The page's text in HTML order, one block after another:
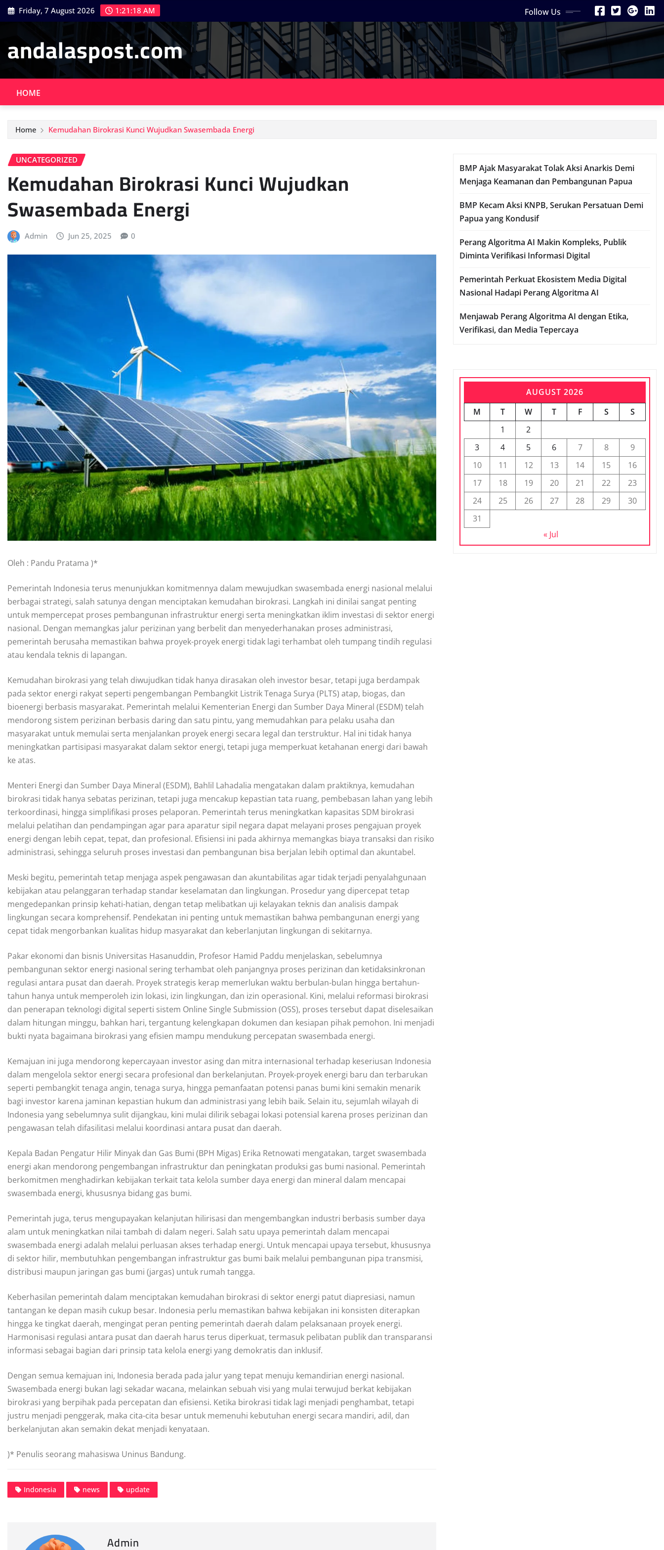
Skip
to
Friday, 7 August 2026 1:21:20 AM Follow Us
andalaspost.com
HOME
Home Kemudahan Birokrasi Kunci Wujudkan Swasembada Energi
UNCATEGORIZED
Kemudahan Birokrasi Kunci Wujudkan
Swasembada Energi
Admin Jun 25, 2025 0
Oleh : Pandu Pratama )*
Pemerintah Indonesia terus menunjukkan komitmennya dalam mewujudkan swasembada energi nasional melalui
berbagai strategi, salah satunya dengan menciptakan kemudahan birokrasi. Langkah ini dinilai sangat penting
untuk mempercepat proses pembangunan infrastruktur energi serta meningkatkan iklim investasi di sektor energi
nasional. Dengan memangkas jalur perizinan yang berbelit dan menyederhanakan proses administrasi,
pemerintah berusaha memastikan bahwa proyek-proyek energi tidak lagi terhambat oleh tumpang tindih regulasi
atau kendala teknis di lapangan.
Kemudahan birokrasi yang telah diwujudkan tidak hanya dirasakan oleh investor besar, tetapi juga berdampak
pada sektor energi rakyat seperti pengembangan Pembangkit Listrik Tenaga Surya (PLTS) atap, biogas, dan
bioenergi berbasis masyarakat. Pemerintah melalui Kementerian Energi dan Sumber Daya Mineral (ESDM) telah
mendorong sistem perizinan berbasis daring dan satu pintu, yang memudahkan para pelaku usaha dan
masyarakat untuk memulai serta menjalankan proyek energi secara legal dan terstruktur. Hal ini tidak hanya
meningkatkan partisipasi masyarakat dalam sektor energi, tetapi juga memperkuat ketahanan energi dari bawah
ke atas.
Menteri Energi dan Sumber Daya Mineral (ESDM), Bahlil Lahadalia mengatakan dalam praktiknya, kemudahan
birokrasi tidak hanya sebatas perizinan, tetapi juga mencakup kepastian tata ruang, pembebasan lahan yang lebih
terkoordinasi, hingga simplifikasi proses pelaporan. Pemerintah terus meningkatkan kapasitas SDM birokrasi
melalui pelatihan dan pendampingan agar para aparatur sipil negara dapat melayani proses pengajuan proyek
energi dengan lebih cepat, tepat, dan profesional. Efisiensi ini pada akhirnya memangkas biaya transaksi dan risiko
administrasi, sehingga seluruh proses investasi dan pembangunan bisa berjalan lebih optimal dan akuntabel.
Meski begitu, pemerintah tetap menjaga aspek pengawasan dan akuntabilitas agar tidak terjadi penyalahgunaan
kebijakan atau pelanggaran terhadap standar keselamatan dan lingkungan. Prosedur yang dipercepat tetap
mengedepankan prinsip kehati-hatian, dengan tetap melibatkan uji kelayakan teknis dan analisis dampak
lingkungan secara komprehensif. Pendekatan ini penting untuk memastikan bahwa pembangunan energi yang
cepat tidak mengorbankan kualitas hidup masyarakat dan keberlanjutan lingkungan di sekitarnya.
Pakar ekonomi dan bisnis Universitas Hasanuddin, Profesor Hamid Paddu menjelaskan, sebelumnya
pembangunan sektor energi nasional sering terhambat oleh panjangnya proses perizinan dan ketidaksinkronan
regulasi antara pusat dan daerah. Proyek strategis kerap memerlukan waktu berbulan-bulan hingga bertahun-
tahun hanya untuk memperoleh izin lokasi, izin lingkungan, dan izin operasional. Kini, melalui reformasi birokrasi
dan penerapan teknologi digital seperti sistem Online Single Submission (OSS), proses tersebut dapat diselesaikan
dalam hitungan minggu, bahkan hari, tergantung kelengkapan dokumen dan kesiapan pihak pemohon. Ini menjadi
bukti nyata bagaimana birokrasi yang efisien mampu mendukung percepatan swasembada energi.
Kemajuan ini juga mendorong kepercayaan investor asing dan mitra internasional terhadap keseriusan Indonesia
dalam mengelola sektor energi secara profesional dan berkelanjutan. Proyek-proyek energi baru dan terbarukan
seperti pembangkit tenaga angin, tenaga surya, hingga pemanfaatan potensi panas bumi kini semakin menarik
bagi investor karena jaminan kepastian hukum dan administrasi yang lebih baik. Selain itu, sejumlah wilayah di
Indonesia yang sebelumnya sulit dijangkau, kini mulai dilirik sebagai lokasi potensial karena proses perizinan dan
pengawasan telah difasilitasi melalui koordinasi antara pusat dan daerah.
Kepala Badan Pengatur Hilir Minyak dan Gas Bumi (BPH Migas) Erika Retnowati mengatakan, target swasembada
energi akan mendorong pengembangan infrastruktur dan peningkatan produksi gas bumi nasional. Pemerintah
berkomitmen menghadirkan kebijakan terkait tata kelola sumber daya energi dan mineral dalam mencapai
swasembada energi, khususnya bidang gas bumi.
Pemerintah juga, terus mengupayakan kelanjutan hilirisasi dan mengembangkan industri berbasis sumber daya
alam untuk meningkatkan nilai tambah di dalam negeri. Salah satu upaya pemerintah dalam mencapai
swasembada energi adalah melalui perluasan akses terhadap energi. Untuk mencapai upaya tersebut, khususnya
di sektor hilir, membutuhkan pengembangan infrastruktur gas bumi baik melalui pembangunan pipa transmisi,
distribusi maupun jaringan gas bumi (jargas) untuk rumah tangga.
Keberhasilan pemerintah dalam menciptakan kemudahan birokrasi di sektor energi patut diapresiasi, namun
tantangan ke depan masih cukup besar. Indonesia perlu memastikan bahwa kebijakan ini konsisten diterapkan
hingga ke tingkat daerah, mengingat peran penting pemerintah daerah dalam pelaksanaan proyek energi.
Harmonisasi regulasi antara pusat dan daerah harus terus diperkuat, termasuk pelibatan publik dan transparansi
informasi sebagai bagian dari prinsip tata kelola energi yang demokratis dan inklusif.
Dengan semua kemajuan ini, Indonesia berada pada jalur yang tepat menuju kemandirian energi nasional.
Swasembada energi bukan lagi sekadar wacana, melainkan sebuah visi yang mulai terwujud berkat kebijakan
birokrasi yang berpihak pada percepatan dan efisiensi. Ketika birokrasi tidak lagi menjadi penghambat, tetapi
justru menjadi penggerak, maka cita-cita besar untuk memenuhi kebutuhan energi secara mandiri, adil, dan
berkelanjutan akan semakin dekat menjadi kenyataan.
)* Penulis seorang mahasiswa Uninus Bandung.
Indonesia news update
Admin
BMP Ajak Masyarakat Tolak Aksi Anarkis Demi
Menjaga Keamanan dan Pembangunan Papua
BMP Kecam Aksi KNPB, Serukan Persatuan Demi
Papua yang Kondusif
Perang Algoritma AI Makin Kompleks, Publik
Diminta Verifikasi Informasi Digital
Pemerintah Perkuat Ekosistem Media Digital
Nasional Hadapi Perang Algoritma AI
Menjawab Perang Algoritma AI dengan Etika,
Verifikasi, dan Media Tepercaya
AUGUST 2026
M
T W T F S
S
1
2
3
4 5 6 7 8
9
10
11 12 13 14 15
16
17
18 19 20 21 22
23
24
25 26 27 28 29
30
31
« Jul